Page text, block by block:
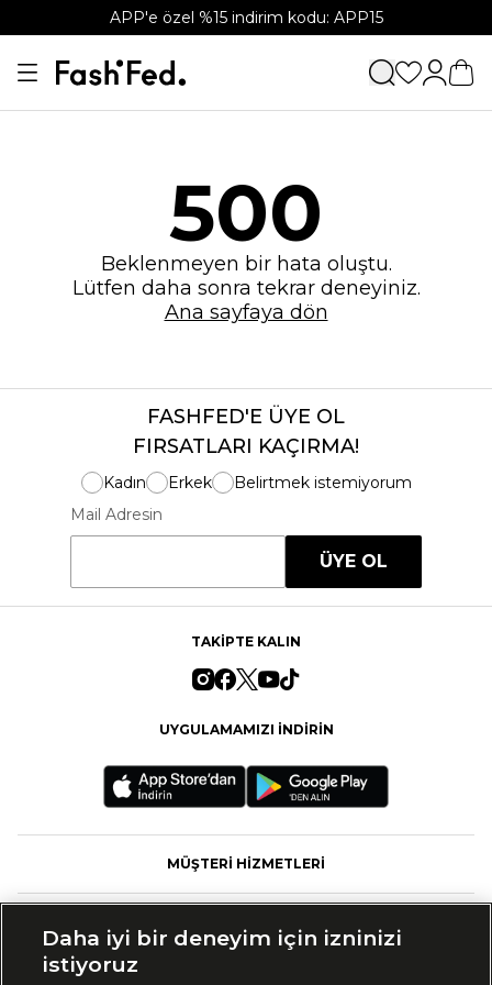
APP'e özel %15 indirim kodu: APP15
500
Beklenmeyen bir hata oluştu.
Lütfen daha sonra tekrar deneyiniz.
Ana sayfaya dön
FASHFED'E ÜYE OL
FIRSATLARI KAÇIRMA!
Kadın Erkek
Belirtmek istemiyorum
Mail Adresin
ÜYE OL
TAKİPTE KALIN
UYGULAMAMIZI İNDİRİN
MÜŞTERİ HİZMETLERİ
Daha iyi bir deneyim için izninizi
istiyoruz